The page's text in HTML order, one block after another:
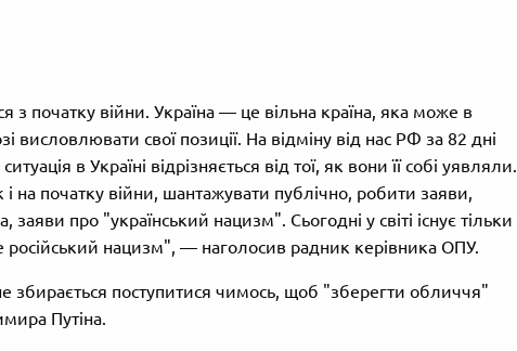
з початку війни. Україна — це вільна країна, яка може в
висловлювати свої позиції. На відміну від нас РФ за 82 дні
в Україні відрізняється від тої, як вони її собі уявляли.
на початку війни, шантажувати публічно, робити заяви,
про "український нацизм". Сьогодні у світі існує тільки
нацизм", — наголосив радник керівника ОПУ.
збирається поступитися чимось, щоб "зберегти обличчя"
Путіна.